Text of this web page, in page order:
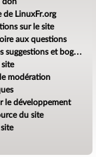
de LinuxFr.org
sur le site
aux questions
suggestions et bogues
modération
le développement
du site